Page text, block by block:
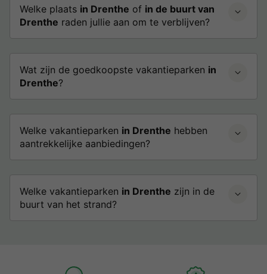
Welke plaats in Drenthe of in de buurt van
Drenthe raden jullie aan om te verblijven?
Wat zijn de goedkoopste vakantieparken in
Drenthe?
Welke vakantieparken in Drenthe hebben
aantrekkelijke aanbiedingen?
Welke vakantieparken in Drenthe zijn in de
buurt van het strand?